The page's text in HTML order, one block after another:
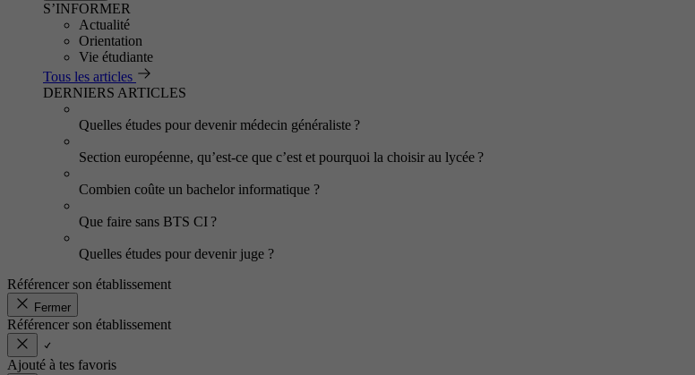
S’INFORMER
Actualité
Orientation
Vie étudiante
Tous les articles
DERNIERS ARTICLES
Quelles études pour devenir médecin généraliste ?
Section européenne, qu’est-ce que c’est et pourquoi la choisir au lycée ?
Combien coûte un bachelor informatique ?
Que faire sans BTS CI ?
Quelles études pour devenir juge ?
Référencer son établissement
Fermer
Référencer son établissement
Ajouté à tes favoris